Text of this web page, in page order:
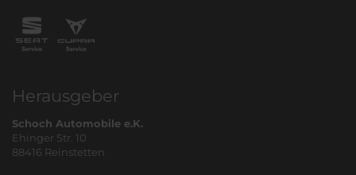
Herausgeber
Schoch Automobile e.K.
Ehinger Str. 10
88416 Reinstetten